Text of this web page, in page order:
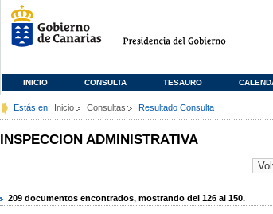
INICIO CONSULTA TESAURO
Estás en: Inicio Consultas Resultado Consulta
INSPECCION ADMINISTRATIVA
209 documentos encontrados, mostrando del 126 al 150.